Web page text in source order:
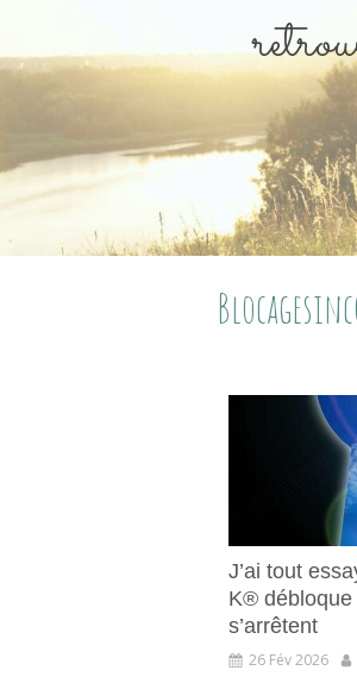
J’ai tout
K® débloque
s’arrêtent
26 Fév 2026